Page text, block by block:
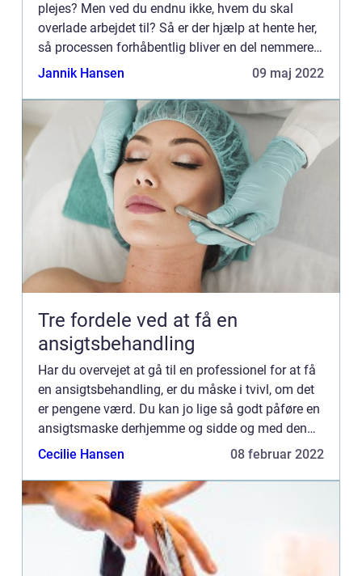
plejes? Men ved du endnu ikke, hvem du skal
overlade arbejdet til? Så er der hjælp at hente her,
så processen forhåbentlig bliver en del nemmere
for dig. Måder du kan vælge et firma til pelspleje
Jannik Hansen 09 maj 2022
Tre fordele ved at få en
ansigtsbehandling
Har du overvejet at gå til en professionel for at få
en ansigtsbehandling, er du måske i tvivl, om det
er pengene værd. Du kan jo lige så godt påføre en
ansigtsmaske derhjemme og sidde og med den
på, mens du ser TV. Men der er faktisk en del
Cecilie Hansen 08 februar 2022